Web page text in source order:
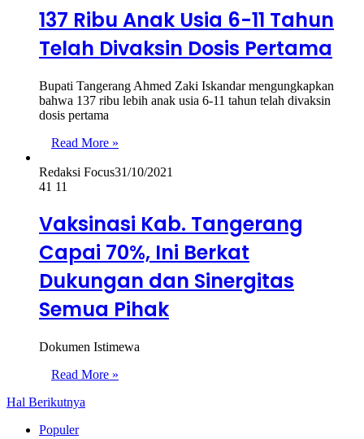
137 Ribu Anak Usia 6-11 Tahun
Telah Divaksin Dosis Pertama
Bupati Tangerang Ahmed Zaki Iskandar mengungkapkan
bahwa 137 ribu lebih anak usia 6-11 tahun telah divaksin
dosis pertama
Read More »
Redaksi Focus31/10/2021
41 11
Vaksinasi Kab. Tangerang
Capai 70%, Ini Berkat
Dukungan dan Sinergitas
Semua Pihak
Dokumen Istimewa
Read More »
Hal Berikutnya
Populer